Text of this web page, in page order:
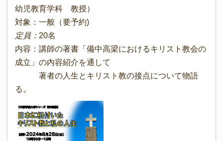
幼児教育学科 教授）
対象：一般（要予約)
定員： 20名
内容：講師の著書「備中高梁におけるキリスト教会の
成立」の内容紹介を通して
著者の人生とキリスト教の接点について物語
る。